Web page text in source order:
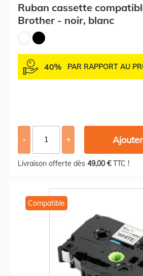
Ruban cassette
Brother - noir, blanc
40% PAR RAPPORT AU
- +
Livraison offerte dès 49,00 €TTC !
Compatible